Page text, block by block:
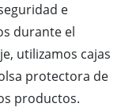
e
durante el
utilizamos cajas
protectora de
productos.